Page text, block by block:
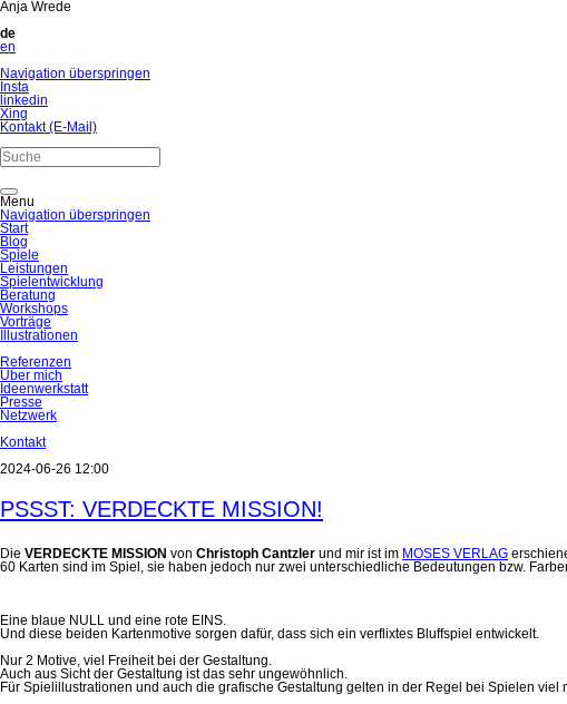
Anja Wrede
de
en
Navigation überspringen
Insta
linkedin
Xing
Kontakt (E-Mail)
Menu
Navigation überspringen
Start
Blog
Spiele
Leistungen
Spielentwicklung
Beratung
Workshops
Vorträge
Illustrationen
Referenzen
Über mich
Ideenwerkstatt
Presse
Netzwerk
Kontakt
2024-06-26 12:00
PSSST: VERDECKTE MISSION!
Die VERDECKTE MISSION von Christoph Cantzler und mir ist im MOSES VERLAG
60 Karten sind im Spiel, sie haben jedoch nur zwei unterschiedliche Bedeutungen bzw.
Eine blaue NULL und eine rote EINS.
Und diese beiden Kartenmotive sorgen dafür, dass sich ein verflixtes Bluffspiel entwickelt.
Nur 2 Motive, viel Freiheit bei der Gestaltung.
Auch aus Sicht der Gestaltung ist das sehr ungewöhnlich.
Für Spielillustrationen und auch die grafische Gestaltung gelten in der Regel bei Spielen viel